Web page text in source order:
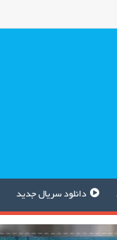
دانلود سریال جدید